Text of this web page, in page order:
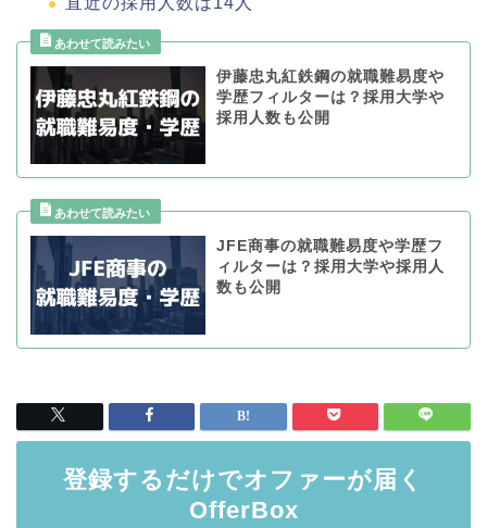
伊藤忠丸紅鉄鋼の就職難易度や
学歴フィルターは？採用大学や
採用人数も公開
JFE商事の就職難易度や学歴フ
ィルターは？採用大学や採用人
数も公開
登録するだけでオファーが届く
OfferBox